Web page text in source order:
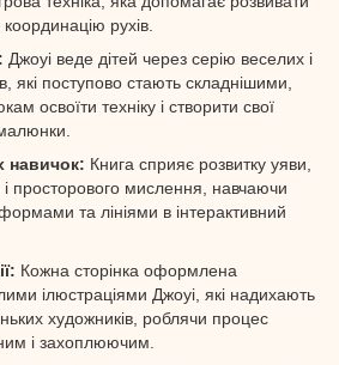
рухів.
Джоуі веде дітей через серію веселих і
які поступово стають складнішими,
освоїти техніку і створити свої
навичок: Книга сприяє розвитку уяви,
і просторового мислення, навчаючи
та лініями в інтерактивний
Кожна сторінка оформлена
ілюстраціями Джоуі, які надихають
художників, роблячи процес
і захоплюючим.